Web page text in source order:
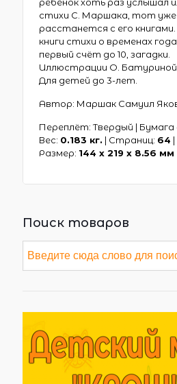
ребёнок хоть раз услышал
стихи С. Маршака, тот уже
расстанется с его
книги стихи о временах
первый счёт до 10, загадки.
Иллюстрации О.
Для детей до 3-лет.
Автор: Маршак Самуил
Переплёт: Твердый |
Вес: 0.183 кг. | Страниц: 64 |
Размер: 144 х 219 x 8.56 мм
Поиск товаров